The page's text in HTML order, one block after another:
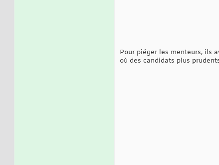
Pour piéger les menteurs, ils
où des candidats plus